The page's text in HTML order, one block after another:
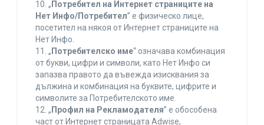
10. „ Потребител на Интернет страниците на
Нет Инфо/Потребител” е физическо лице,
посетител на някоя от Интернет страниците на
Нет Инфо.
11. „ Потребителско име“ означава комбинация
от букви, цифри и символи, като Нет Инфо си
запазва правото да въвежда изисквания за
дължина и комбинация на буквите, цифрите и
символите за Потребителското име.
12. „ Профил на Рекламодателя” е обособена
част от Интернет страницата Adwise,